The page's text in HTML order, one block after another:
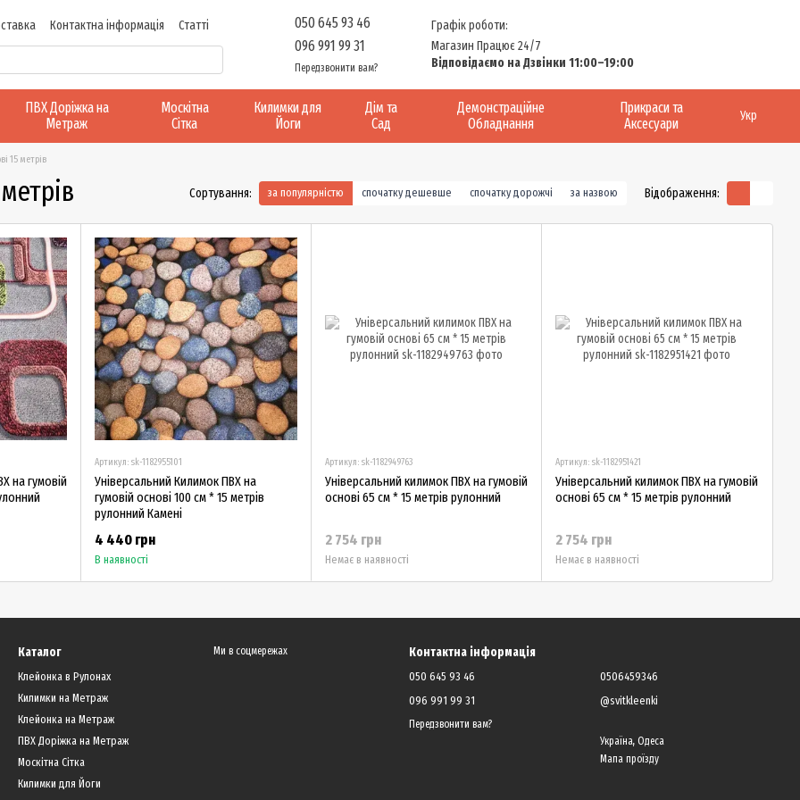
Контактна інформація Статті
050 645 93 46
096 991 99 31
Передзвонити вам?
Графік роботи:
Магазин Працює 24/7
Відповідаємо на Дзвінки 11:00–19:00
ПВХ Доріжка на
Метраж
Москітна
Сітка
Килимки для
Йоги
Дім та
Сад
Демонстраційне
Обладнання
Прикраси та
Аксесуари
Укр
15 метрів
Сортування: за популярністю спочатку дешевше спочатку дорожчі за назвою Відображення:
на гумовій
Артикул: sk-1182955101
Універсальний Килимок ПВХ на
гумовій основі 100 см * 15 метрів
рулонний Камені
4 440 грн
В наявності
Артикул: sk-1182949763
Універсальний килимок ПВХ на гумовій
основі 65 см * 15 метрів рулонний
2 754 грн
Немає в наявності
Артикул: sk-1182951421
Універсальний килимок ПВХ на гумовій
основі 65 см * 15 метрів рулонний
2 754 грн
Немає в наявності
Каталог
Клейонка в Рулонах
Килимки на Метраж
Клейонка на Метраж
ПВХ Доріжка на Метраж
Москітна Сітка
Килимки для Йоги
Ми в соцмережах Контактна інформація
050 645 93 46
096 991 99 31
Передзвонити вам?
0506459346
@svitkleenki
Україна, Одеса
Мапа проїзду